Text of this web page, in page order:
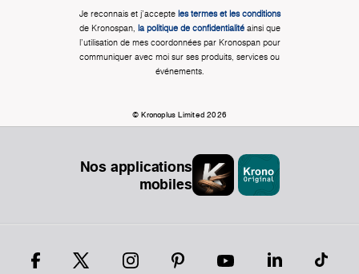
Je reconnais et j'accepte les termes et les conditions
de Kronospan, la politique de confidentialitéainsi que
l'utilisation de mes coordonnées par Kronospan pour
communiquer avec moi sur ses produits, services ou
événements.
© Kronoplus Limited 2026
Nos applications
mobiles